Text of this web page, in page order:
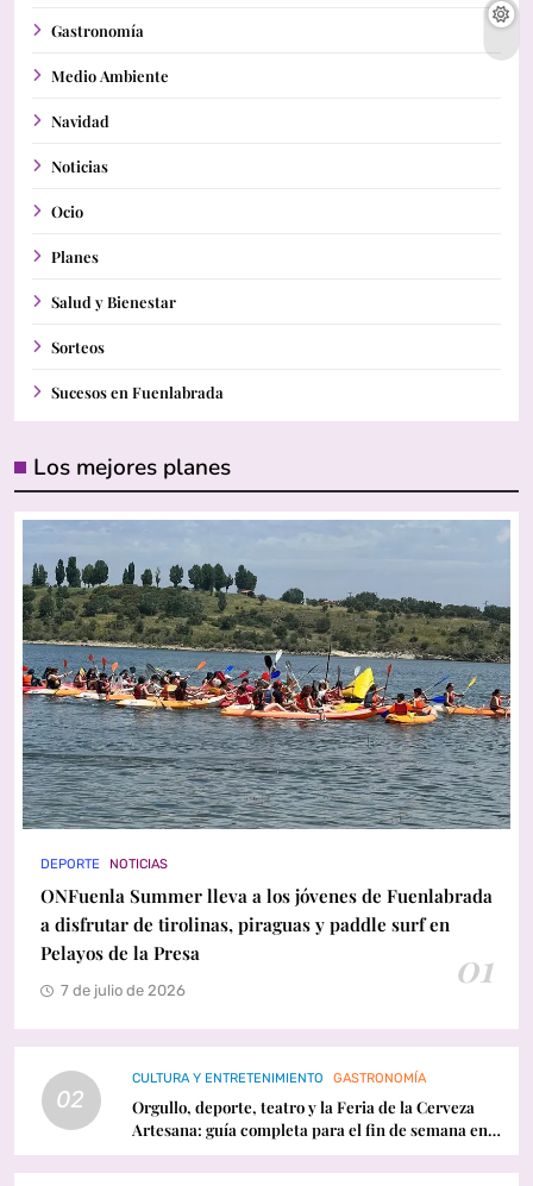
Gastronomía
Medio Ambiente
Navidad
Noticias
Ocio
Planes
Salud y Bienestar
Sorteos
Sucesos en Fuenlabrada
Los mejores planes
DEPORTE NOTICIAS
ONFuenla Summer lleva a los jóvenes de Fuenlabrada
a disfrutar de tirolinas, piraguas y paddle surf en
Pelayos de la Presa
01
7 de julio de 2026
02
CULTURA Y ENTRETENIMIENTO GASTRONOMÍA
Orgullo, deporte, teatro y la Feria de la Cerveza
Artesana: guía completa para el fin de semana en
Fuenlabrada